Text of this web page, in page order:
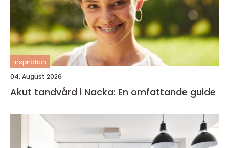
inspiration
04. August 2026
Akut tandvård i Nacka: En omfattande guide